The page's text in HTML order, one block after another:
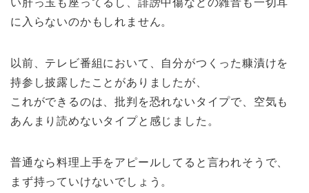
に入らないのかもしれません。
以前、テレビ番組において、自分がつくった糠漬けを
持参し披露したことがありましたが、
これができるのは、批判を恐れないタイプで、空気も
あんまり読めないタイプと感じました。
普通なら料理上手をアピールしてると言われそうで、
まず持っていけないでしょう。